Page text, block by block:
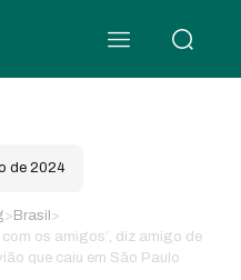
de 2024
> Brasil >
os amigos’, diz amigo de
que caiu em São Paulo